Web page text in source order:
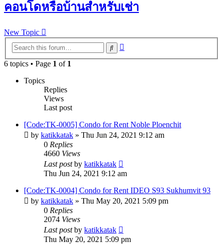
คอนโดหรือบ้านสำหรับเช่า
New Topic
Search
6 topics • Page 1 of 1
Topics
Replies
Views
Last post
[Code:TK-0005] Condo for Rent Noble Ploenchit
by katikkatak » Thu Jun 24, 2021 9:12 am
0 Replies
4660 Views
Last postby katikkatak
Thu Jun 24, 2021 9:12 am
[Code:TK-0004] Condo for Rent IDEO S93 Sukhumvit 93
by katikkatak » Thu May 20, 2021 5:09 pm
0 Replies
2074 Views
Last postby katikkatak
Thu May 20, 2021 5:09 pm